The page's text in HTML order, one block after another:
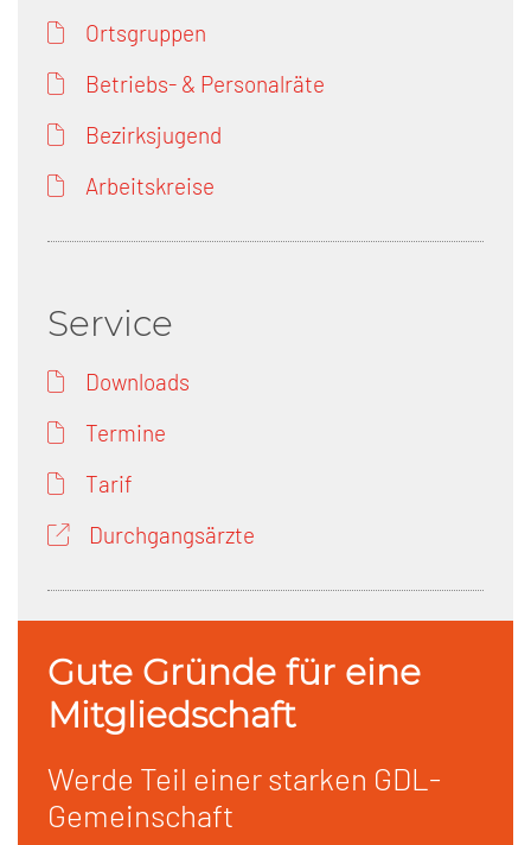
Ortsgruppen
Betriebs- & Personalräte
Bezirksjugend
Arbeitskreise
Service
Downloads
Termine
Tarif
Durchgangsärzte
Gute Gründe für eine
Mitgliedschaft
Werde Teil einer starken GDL-
Gemeinschaft